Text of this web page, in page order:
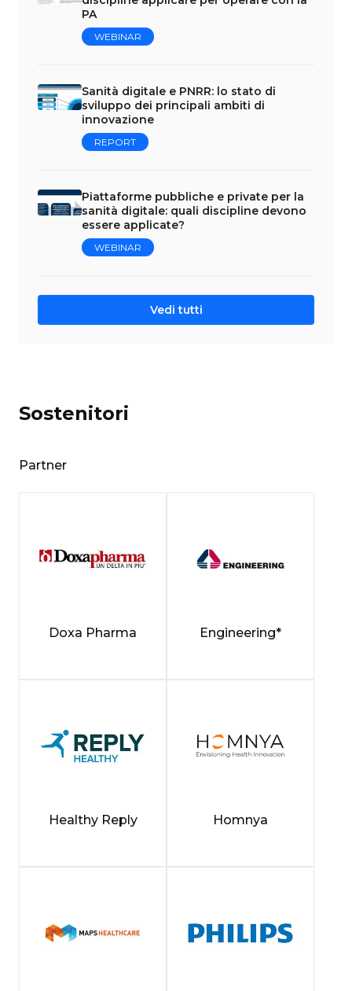
PA
WEBINAR
Sanità digitale e PNRR: lo stato di
sviluppo dei principali ambiti di
innovazione
REPORT
Piattaforme pubbliche e private per la
sanità digitale: quali discipline devono
essere applicate?
WEBINAR
Vedi tutti
Sostenitori
Partner
Doxa Pharma Engineering*
Healthy Reply Homnya